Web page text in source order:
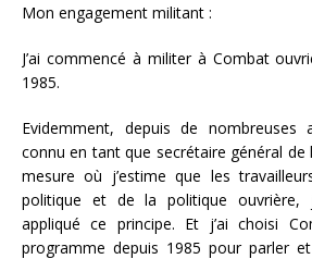
Mon engagement militant :
J’ai commencé à militer à Combat
1985.
Evidemment, depuis de nombreuses
connu en tant que secrétaire général de
mesure où j’estime que les
politique et de la politique
appliqué ce principe. Et j’ai choisi
programme depuis 1985 pour parler